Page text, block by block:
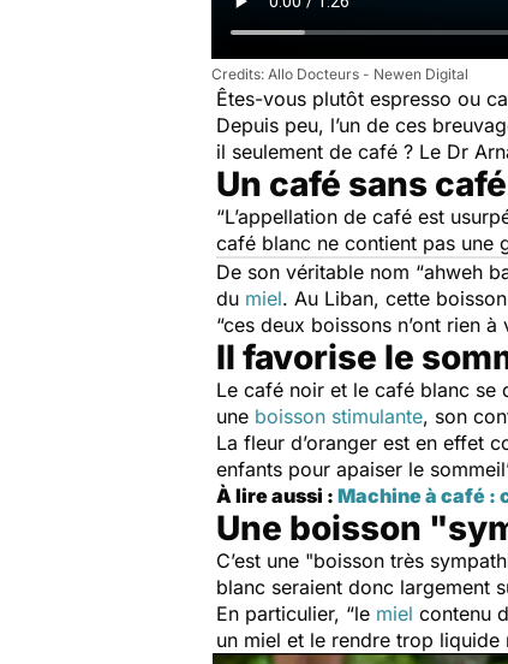
Allo Docteurs - Newen Digital
Êtes-vous plutôt espresso ou
Depuis peu, l’un de ces
il seulement de café ? Le Dr
Un café sans café
“L’appellation de café est
café blanc ne contient pas une
De son véritable nom “ahweh
du miel. Au Liban, cette
“ces deux boissons n’ont rien à
Il favorise le
Le café noir et le café blanc se
une boisson stimulante, son
La fleur d’oranger est en effet
enfants pour apaiser le
À lire aussi : Machine à café :
Une boisson
C’est une "boisson très
blanc seraient donc largement
En particulier, “le miel contenu
un miel et le rendre trop